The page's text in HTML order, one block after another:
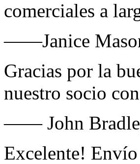
comerciales a
——Janice
Gracias por la
nuestro socio
—— John
Excelente!